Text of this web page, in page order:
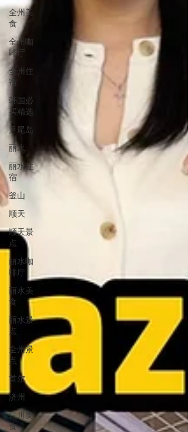
全州美
食
全州咖
啡厅
全州住
宿
韩国必
买精选
月尾岛
丽水
丽水住
宿
釜山
顺天
顺天景
点
丽水咖
啡厅
丽水美
食
丽水景
点
全州景
点
首尔
济州
仁川美
食